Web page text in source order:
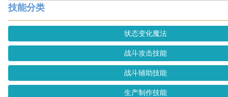
技能分类
状态变化魔法
战斗攻击技能
战斗辅助技能
生产制作技能